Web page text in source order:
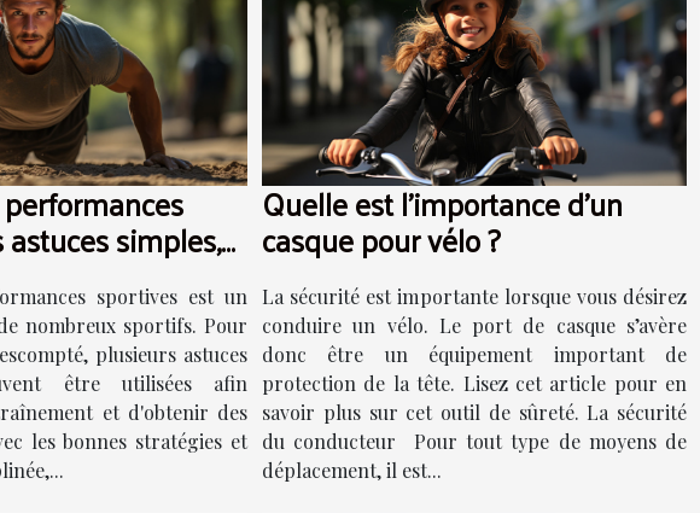
simples,
y arriver
sportives est un
nombreux sportifs. Pour
plusieurs astuces
être utilisées afin
et d'obtenir des
les bonnes stratégies et
Quelle est l’importance d’un
casque pour vélo ?
La sécurité est importante lorsque vous désirez
conduire un vélo. Le port de casque s’avère
donc être un équipement important de
protection de la tête. Lisez cet article pour en
savoir plus sur cet outil de sûreté. La sécurité
du conducteur Pour tout type de moyens de
déplacement, il est...